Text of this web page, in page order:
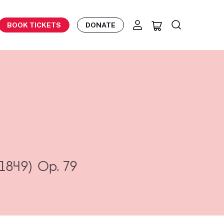
BOOK TICKETS DONATE
Op. 79